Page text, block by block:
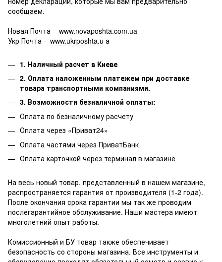
сообщаем.
Новая Почта - www.novaposhta.com.ua
Укр Почта - www.ukrposhta.u а
1. Наличный расчет в Киеве
2. Оплата наложенным платежем при доставке
товара транспортными компаниями.
3. Возможности безналичной оплаты:
Оплата по безналичному расчету
Оплата через «Приват24»
Оплата частями через ПриватБанк
Оплата карточкой через терминал в магазине
На весь новый товар, представленный в нашем магазине,
распространяется гарантия от производителя (1-2 года).
После окончания срока гарантии мы так же проводим
послегарантийное обслуживание. Наши мастера имеют
многолетний опыт работы.
Комиссионный и БУ товар также обеспечивает
безопасность со стороны магазина. Все инструменты и